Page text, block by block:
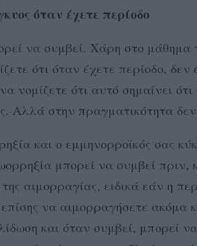
όταν έχετε περίοδο
να συμβεί. Χάρη στο μάθημα
ότι όταν έχετε περίοδο, δεν
νομίζετε ότι αυτό σημαίνει
Αλλά στην πραγματικότητα δεν
και ο εμμηνορροϊκός σας
μπορεί να συμβεί πριν,
αιμορραγίας, ειδικά εάν η
να αιμορραγήσετε ακόμα
και όταν συμβεί, μπορεί